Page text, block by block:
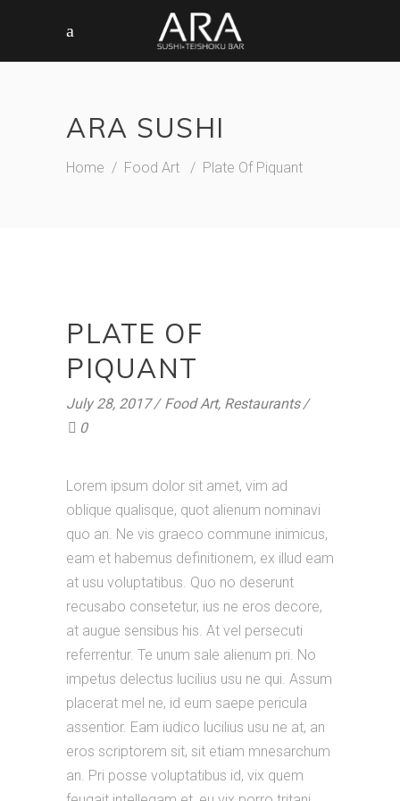
ARA SUSHI
Home / Food Art / Plate Of Piquant
PLATE OF
PIQUANT
July 28, 2017 Food Art, Restaurants
0
Lorem ipsum dolor sit amet, vim ad
oblique qualisque, quot alienum nominavi
quo an. Ne vis graeco commune inimicus,
eam et habemus definitionem, ex illud eam
at usu voluptatibus. Quo no deserunt
recusabo consetetur, ius ne eros decore,
at augue sensibus his. At vel persecuti
referrentur. Te unum sale alienum pri. No
impetus delectus lucilius usu ne qui. Assum
placerat mel ne, id eum saepe pericula
assentior. Eam iudico lucilius usu ne at, an
eros scriptorem sit, sit etiam mnesarchum
an. Pri posse voluptatibus id, vix quem